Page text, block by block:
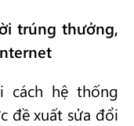
trúng thưởng,
cách hệ thống
đề xuất sửa đổi